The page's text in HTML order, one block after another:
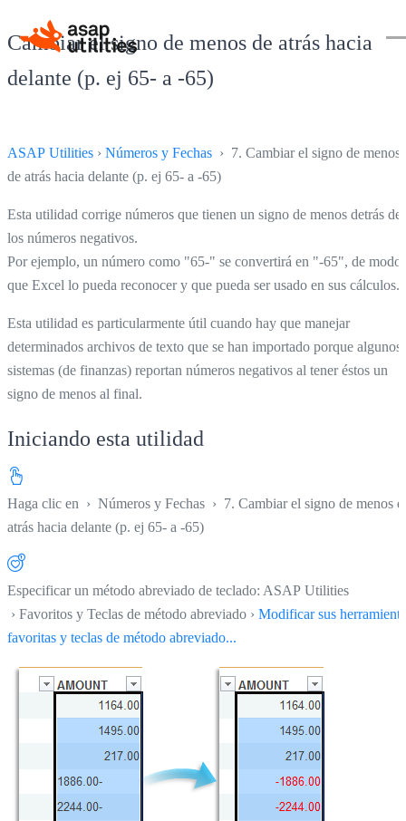
Cambiar el signo de menos de atrás hacia
delante (p. ej 65- a -65)
ASAP Utilities › Números y Fechas › 7. Cambiar el signo de menos
de atrás hacia delante (p. ej 65- a -65)
Esta utilidad corrige números que tienen un signo de menos detrás de
los números negativos.
Por ejemplo, un número como "65-" se convertirá en "-65", de modo
que Excel lo pueda reconocer y que pueda ser usado en sus cálculos.
Esta utilidad es particularmente útil cuando hay que manejar
determinados archivos de texto que se han importado porque algunos
sistemas (de finanzas) reportan números negativos al tener éstos un
signo de menos al final.
Iniciando esta utilidad
Haga clic en › Números y Fechas › 7. Cambiar el signo de menos
atrás hacia delante (p. ej 65- a -65)
Especificar un método abreviado de teclado: ASAP Utilities
› Favoritos y Teclas de método abreviado › Modificar sus
favoritas y teclas de método abreviado...